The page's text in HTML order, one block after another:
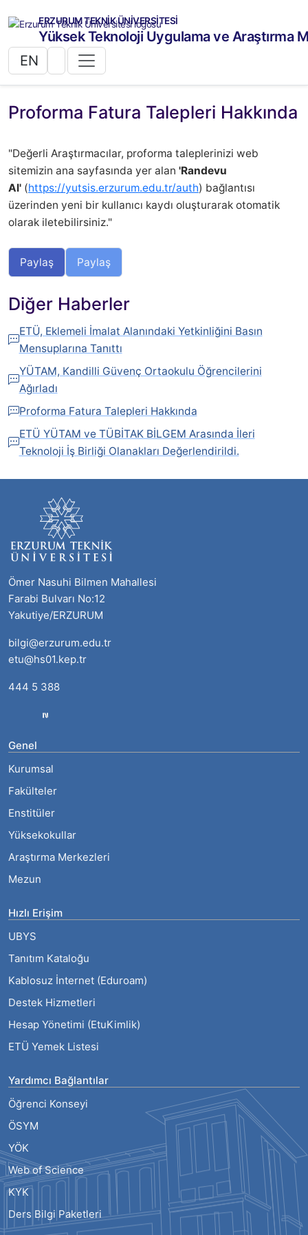
ERZURUM TEKNİK ÜNİVERSİTESİ
Yüksek Teknoloji Uygulama ve Araştırma
EN
Proforma Fatura Talepleri Hakkında
"Değerli Araştırmacılar, proforma taleplerinizi web
sitemizin ana sayfasında yer alan 'Randevu
Al' (https://yutsis.erzurum.edu.tr/auth) bağlantısı
üzerinden yeni bir kullanıcı kaydı oluşturarak otomatik
olarak iletebilirsiniz."
Paylaş Paylaş
Diğer Haberler
ETÜ, Eklemeli İmalat Alanındaki Yetkinliğini Basın
Mensuplarına Tanıttı
YÜTAM, Kandilli Güvenç Ortaokulu Öğrencilerini
Ağırladı
Proforma Fatura Talepleri Hakkında
ETÜ YÜTAM ve TÜBİTAK BİLGEM Arasında İleri
Teknoloji İş Birliği Olanakları Değerlendirildi.
Ömer Nasuhi Bilmen Mahallesi
Farabi Bulvarı No:12
Yakutiye/ERZURUM
bilgi@erzurum.edu.tr
etu@hs01.kep.tr
444 5 388
Genel
Kurumsal
Fakülteler
Enstitüler
Yüksekokullar
Araştırma Merkezleri
Mezun
Hızlı Erişim
UBYS
Tanıtım Kataloğu
Kablosuz İnternet (Eduroam)
Destek Hizmetleri
Hesap Yönetimi (EtuKimlik)
ETÜ Yemek Listesi
Yardımcı Bağlantılar
Öğrenci Konseyi
ÖSYM
YÖK
Web of Science
KYK
Ders Bilgi Paketleri